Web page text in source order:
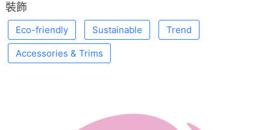
裝飾
Eco-friendly Sustainable Trend
Accessories & Trims